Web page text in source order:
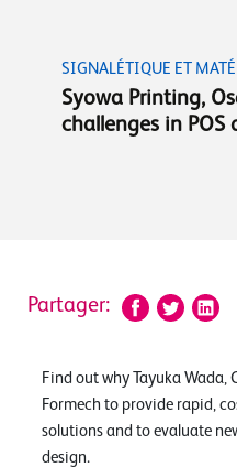
SIGNALÉTIQUE ET
Syowa Printing,
challenges in POS
Partager:
Find out why Tayuka Wada,
Formech to provide rapid,
solutions and to evaluate
design.